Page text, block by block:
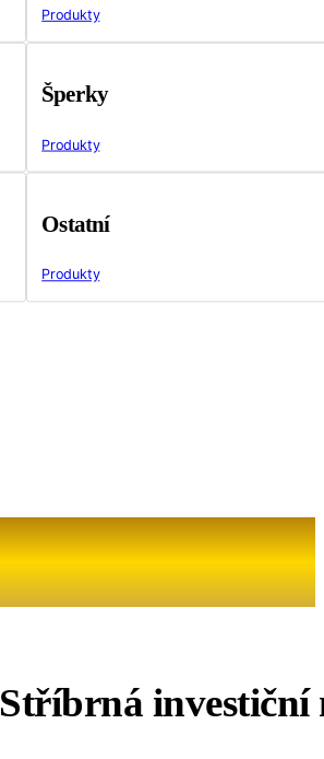
Produkty
Šperky
Produkty
Ostatní
Produkty
Stříbrná investiční